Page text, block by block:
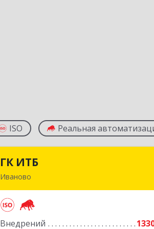
ISO Реальная
ГК ИТБ
Иваново
Внедрений